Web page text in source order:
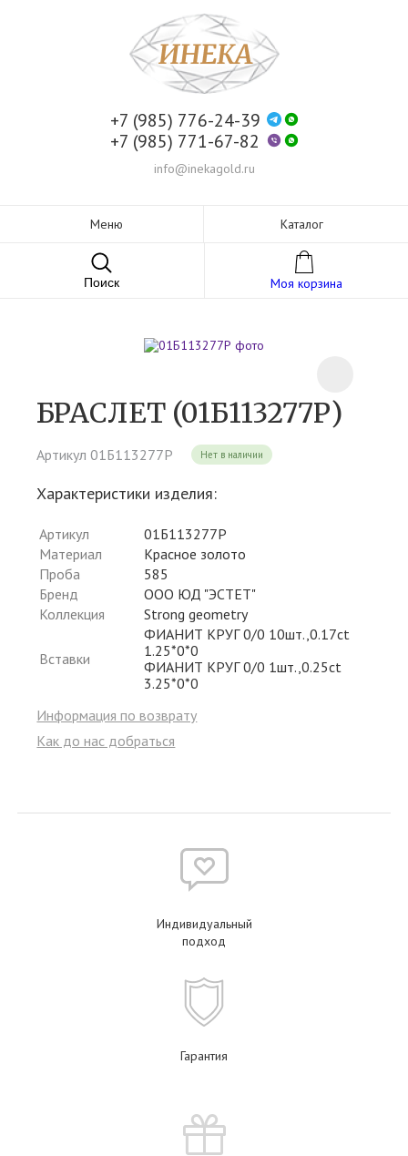
+7 (985) 776-24-39
+7 (985) 771-67-82
info@inekagold.ru
Меню Каталог
Поиск Моя корзина
БРАСЛЕТ (01Б113277Р)
Артикул 01Б113277Р Нет в наличии
Характеристики изделия:
Артикул
01Б113277Р
Материал
Красное золото
Проба
585
Бренд
ООО ЮД "ЭСТЕТ"
Коллекция
Strong geometry
Вставки
ФИАНИТ КРУГ 0/0 10шт.,0.17ct
1.25*0*0
ФИАНИТ КРУГ 0/0 1шт.,0.25ct
3.25*0*0
Информация по возврату
Как до нас добраться
Индивидуальный
подход
Гарантия